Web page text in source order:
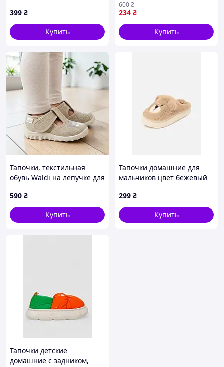
399 ₴
Купить
243R2931
234 ₴
600₴
Купить
Тапочки, текстильная
обувь Waldi на лепучке для
кожаная с супинатором
Размеры: 21-27
590 ₴
Купить
Тапочки домашние для
мальчиков цвет бежевый
299 ₴
Купить
Тапочки детские
домашние с задником,